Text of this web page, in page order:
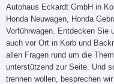
Autohaus Eckardt GmbH in
Honda Neuwagen, Honda
Vorführwagen. Entdecken Sie
auch vor Ort in Korb und
allen Fragen rund um die
unterstützend zur Seite. Und
trennen wollen, besprechen